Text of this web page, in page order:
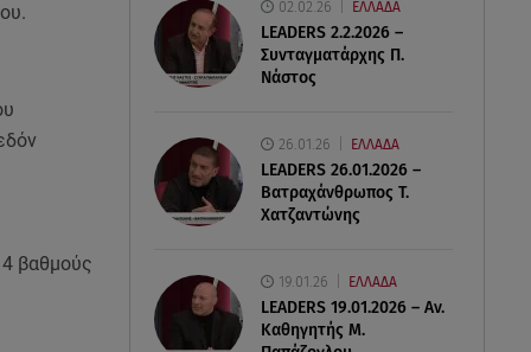
02.02.26 ΕΛΛΑΔΑ
LEADERS 2.2.2026 –
Συνταγματάρχης Π.
Νάστος
26.01.26 ΕΛΛΑΔΑ
LEADERS 26.01.2026 –
Βατραχάνθρωπος Τ.
Χατζαντώνης
19.01.26 ΕΛΛΑΔΑ
LEADERS 19.01.2026 – Αν.
Καθηγητής Μ.
βαθμούς